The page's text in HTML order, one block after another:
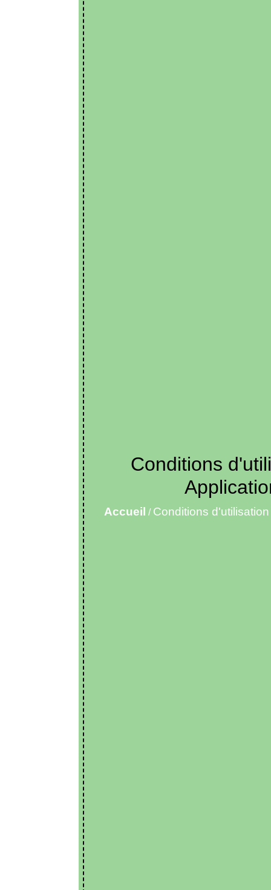
Conditions
Accueil / Conditions